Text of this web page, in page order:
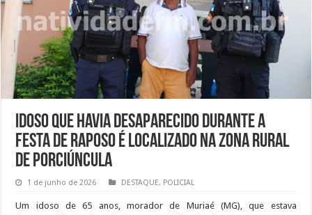
Idoso que havia desaparecido durante a
Festa de Raposo é localizado na zona rural
de Porciúncula
1 de junho de 2026 DESTAQUE, POLICIAL
Um idoso de 65 anos, morador de Muriaé (MG), que estava